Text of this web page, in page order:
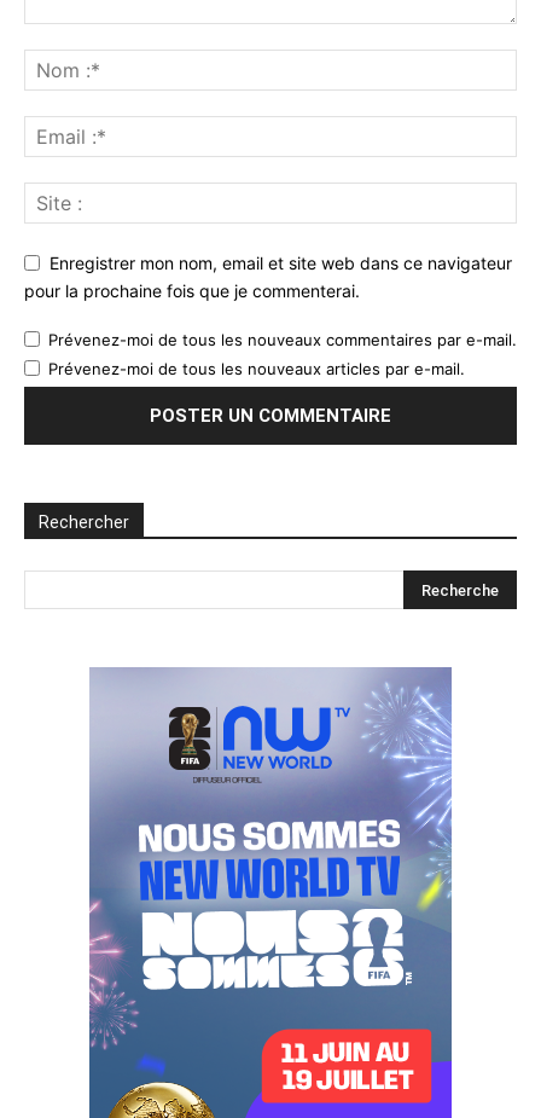
Enregistrer mon nom, email et site web dans ce navigateur
pour la prochaine fois que je commenterai.
Prévenez-moi de tous les nouveaux commentaires par e-mail.
Prévenez-moi de tous les nouveaux articles par e-mail.
Rechercher